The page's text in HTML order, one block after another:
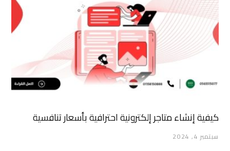
كيفية إنشاء متاجر إلكترونية احترافية بأسعار تنافسية
سبتمبر 4, 2024